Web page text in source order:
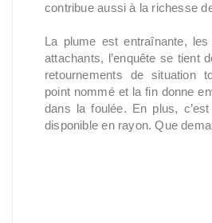
contribue aussi à la richesse
La plume est entraînante,
attachants, l’enquête se tient
retournements de situation
point nommé et la fin donne
dans la foulée. En plus,
disponible en rayon. Que